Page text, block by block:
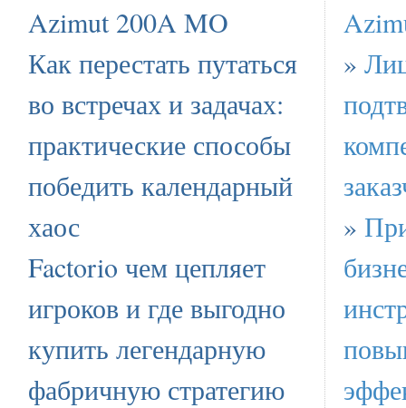
Azimut 200A MO
Как перестать путаться
во встречах и задачах:
практические способы
победить календарный
хаос
Factorio чем цепляет
игроков и где выгодно
купить легендарную
фабричную стратегию
»
»